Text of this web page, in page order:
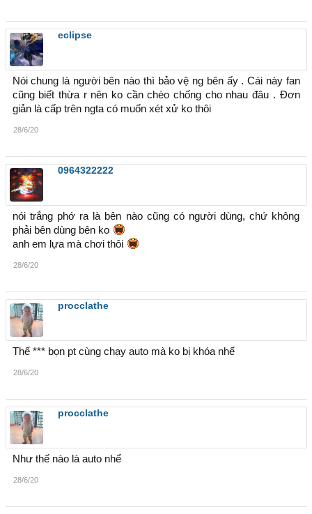
eclipse
Nói chung là người bên nào thì bảo vệ ng bên ấy . Cái này fan
cũng biết thừa r nên ko cần chèo chống cho nhau đâu . Đơn
giản là cấp trên ngta có muốn xét xử ko thôi
28/6/20
0964322222
nói trắng phớ ra là bên nào cũng có người dùng, chứ không
phải bên dùng bên ko
anh em lựa mà chơi thôi
28/6/20
procclathe
Thế *** bọn pt cùng chạy auto mà ko bị khóa nhể
28/6/20
procclathe
Như thế nào là auto nhể
28/6/20